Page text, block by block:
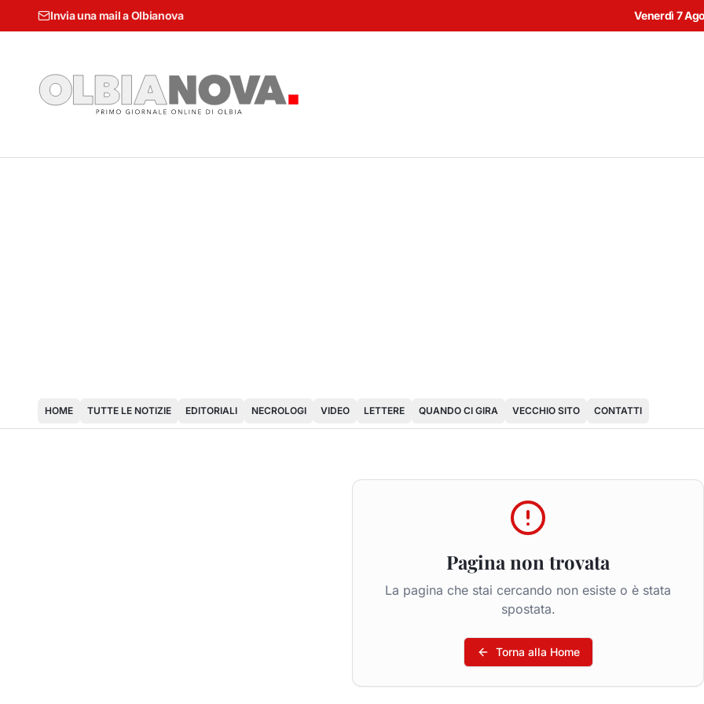
Invia una mail a Olbianova Venerdì 7
HOME TUTTE LE NOTIZIE EDITORIALI NECROLOGI VIDEO LETTERE QUANDO CI GIRA VECCHIO SITO CONTATTI
Pagina non trovata
La pagina che stai cercando non esiste o è stata
spostata.
Torna alla Home